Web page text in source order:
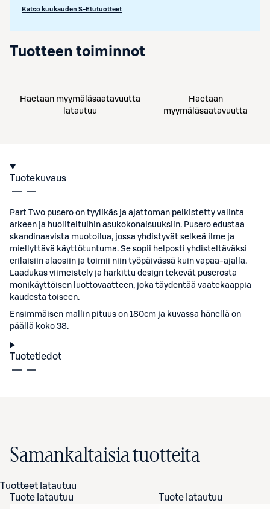
Katso kuukauden S-Etutuotteet
Tuotteen toiminnot
Haetaan myymäläsaatavuutta
latautuu
Haetaan
myymäläsaatavuutta
Tuotekuvaus
Part Two pusero on tyylikäs ja ajattoman pelkistetty valinta
arkeen ja huoliteltuihin asukokonaisuuksiin. Pusero edustaa
skandinaavista muotoilua, jossa yhdistyvät selkeä ilme ja
miellyttävä käyttötuntuma. Se sopii helposti yhdisteltäväksi
erilaisiin alaosiin ja toimii niin työpäivässä kuin vapaa-ajalla.
Laadukas viimeistely ja harkittu design tekevät puserosta
monikäyttöisen luottovaatteen, joka täydentää vaatekaappia
kaudesta toiseen.
Ensimmäisen mallin pituus on 180cm ja kuvassa hänellä on
päällä koko 38.
Tuotetiedot
Samankaltaisia tuotteita
Tuotteet latautuu
Tuote latautuu
Tuote latautuu